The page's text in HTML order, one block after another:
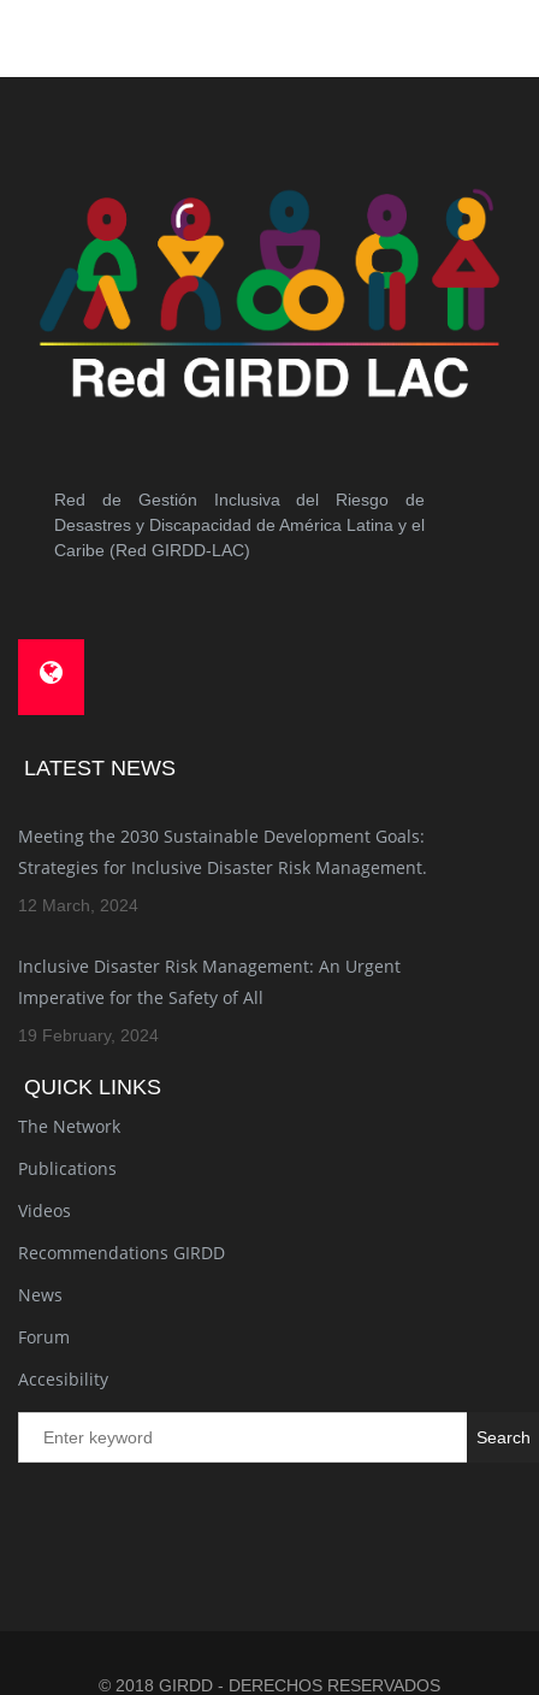
Red de Gestión Inclusiva del Riesgo de
Desastres y Discapacidad de América Latina y el
Caribe (Red GIRDD-LAC)
LATEST NEWS
Meeting the 2030 Sustainable Development Goals:
Strategies for Inclusive Disaster Risk Management.
12 March, 2024
Inclusive Disaster Risk Management: An Urgent
Imperative for the Safety of All
19 February, 2024
QUICK LINKS
The Network
Publications
Videos
Recommendations GIRDD
News
Forum
Accesibility
© 2018 GIRDD - DERECHOS RESERVADOS